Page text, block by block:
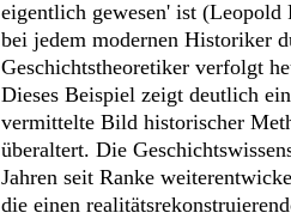
eigentlich gewesen' ist
bei jedem modernen Historiker
Geschichtstheoretiker verfolgt
Dieses Beispiel zeigt deutlich
vermittelte Bild historischer
überaltert. Die
Jahren seit Ranke
die einen